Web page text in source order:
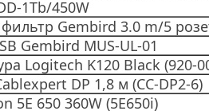
1Tb/450W
Gembird 3.0 m/5
Gembird MUS-UL-01
Logitech K120 Black (920-
DP 1,8 м (CC-DP2-6)
5E 650 360W (5E650i)